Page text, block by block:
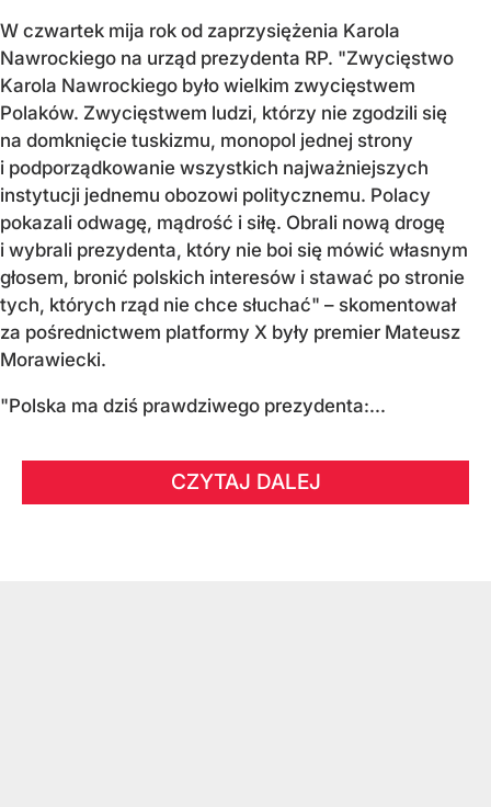
W czwartek mija rok od zaprzysiężenia Karola
Nawrockiego na urząd prezydenta RP. "Zwycięstwo
Karola Nawrockiego było wielkim zwycięstwem
Polaków. Zwycięstwem ludzi, którzy nie zgodzili się
na domknięcie tuskizmu, monopol jednej strony
i podporządkowanie wszystkich najważniejszych
instytucji jednemu obozowi politycznemu. Polacy
pokazali odwagę, mądrość i siłę. Obrali nową drogę
i wybrali prezydenta, który nie boi się mówić własnym
głosem, bronić polskich interesów i stawać po stronie
tych, których rząd nie chce słuchać" – skomentował
za pośrednictwem platformy X były premier Mateusz
Morawiecki.
"Polska ma dziś prawdziwego prezydenta:...
CZYTAJ DALEJ